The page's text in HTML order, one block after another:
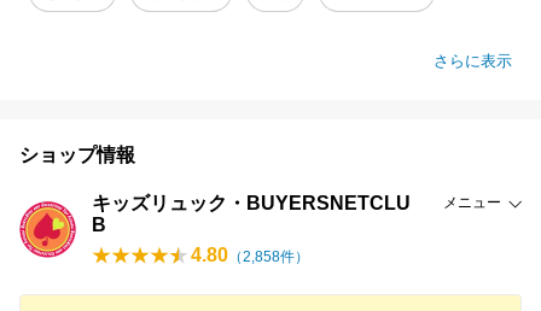
さらに表示
ショップ情報
キッズリュック・BUYERSNETCLU
B
メニュー
4.80 （2,858件）